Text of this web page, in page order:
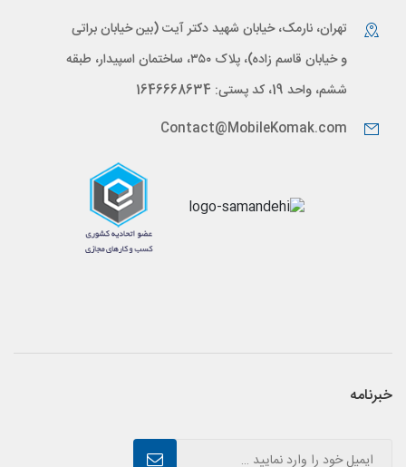
تهران، نارمک، خیابان شهید دکتر آیت (بین خیابان براتی
و خیابان قاسم زاده)، پلاک ۳۵۰، ساختمان اسپیدار، طبقه
ششم، واحد 19، کد پستی: 1646668634
Contact@MobileKomak.com
خبرنامه